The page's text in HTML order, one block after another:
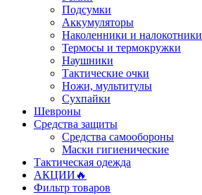
Подсумки
Аккумуляторы
Наколенники и налокотники
Термосы и термокружки
Наушники
Тактические очки
Ножи, мультитулы
Сухпайки
Шевроны
Средства защиты
Средства самообороны
Маски гигиенические
Тактическая одежда
АКЦИИ🔥
Фильтр товаров